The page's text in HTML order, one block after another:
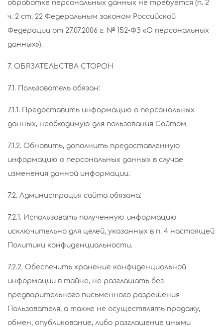
обработке персональных данных не требуется (п. 2
ч. 2 ст. 22 Федеральным законом Российской
Федерации от 27.07.2006 г. № 152-ФЗ «О персональных
данных»).
7. ОБЯЗАТЕЛЬСТВА СТОРОН
7.1. Пользователь обязан:
7.1.1. Предоставить информацию о персональных
данных, необходимую для пользования Сайтом.
7.1.2. Обновить, дополнить предоставленную
информацию о персональных данных в случае
изменения данной информации.
7.2. Администрация сайта обязана:
7.2.1. Использовать полученную информацию
исключительно для целей, указанных в п. 4 настоящей
Политики конфиденциальности.
7.2.2. Обеспечить хранение конфиденциальной
информации в тайне, не разглашать без
предварительного письменного разрешения
Пользователя, а также не осуществлять продажу,
обмен, опубликование, либо разглашение иными